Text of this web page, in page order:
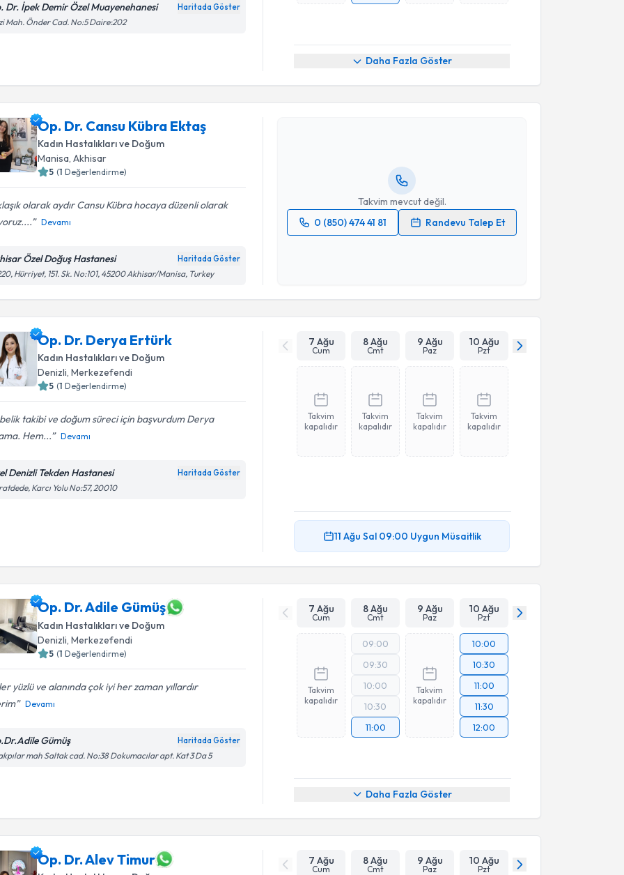
Dr. İpek Demir Özel Muayenehanesi Haritada Göster
Mah. Önder Cad. No:5 Daire:202
Daha Fazla Göster
Op. Dr. Cansu Kübra Ektaş
Kadın Hastalıkları ve Doğum
Manisa , Akhisar
5 (1 Değerlendirme)
olarak aydır Cansu Kübra hocaya düzenli olarak
Devamı
Özel Doğuş Hastanesi Haritada Göster
Hürriyet, 151. Sk. No:101, 45200 Akhisar/Manisa, Turkey
Takvim mevcut değil.
0 (850) 474 41 81
Randevu Talep Et
Randevu Takvimi Talebi
Op. Dr. Cansu Kübra Ektaş
Takvim Talebini Gönder
Op. Dr. Derya Ertürk
Kadın Hastalıkları ve Doğum
Denizli , Merkezefendi
5 (1 Değerlendirme)
takibi ve doğum süreci için başvurdum Derya
Hem...
Devamı
Denizli Tekden Hastanesi Haritada Göster
Karcı Yolu No:57, 20010
7 Ağu
Cum
8 Ağu
Cmt
9 Ağu
Paz
10 Ağu
Pzt
Takvim
kapalıdır
Takvim
kapalıdır
Takvim
kapalıdır
Takvim
kapalıdır
11 Ağu Sal 09:00 Uygun Müsaitlik
Op. Dr. Adile Gümüş
Kadın Hastalıkları ve Doğum
Denizli , Merkezefendi
5 (1 Değerlendirme)
yüzlü ve alanında çok iyi her zaman yıllardır
Devamı
Gümüş Haritada Göster
mah Saltak cad. No:38 Dokumacılar apt. Kat 3 Da 5
7 Ağu
Cum
8 Ağu
Cmt
9 Ağu
Paz
10 Ağu
Pzt
Takvim
kapalıdır
09:00
09:30
10:00
10:30
11:00
Takvim
kapalıdır
10:00
10:30
11:00
11:30
12:00
Daha Fazla Göster
Op. Dr. Alev Timur 7 Ağu
Cum
8 Ağu
Cmt
9 Ağu
Paz
10 Ağu
Pzt